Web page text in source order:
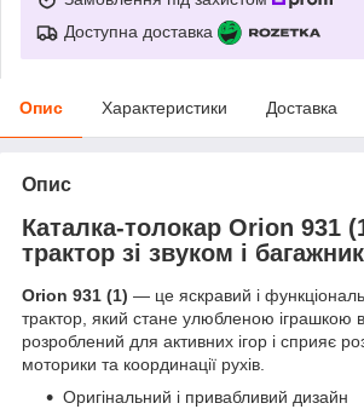
Доступна доставка
Опис Характеристики Доставка
Опис
Каталка-толокар Orion 931
трактор зі звуком і
Orion 931 (1) — це яскравий і
трактор, який стане улюбленою іграшкою
розроблений для активних ігор і сприяє
моторики та координації рухів.
Оригінальний і привабливий дизайн